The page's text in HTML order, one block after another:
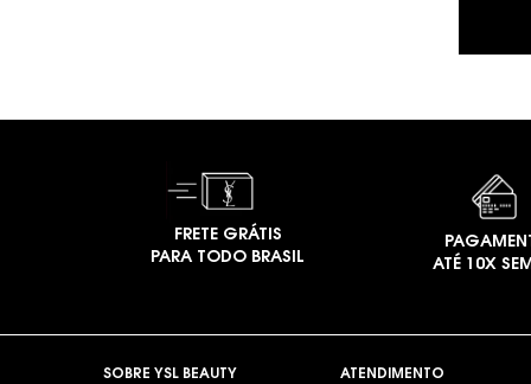
FRETE GRÁTIS
PARA TODO BRASIL
ATÉ 10X
SOBRE YSL BEAUTY
ATENDIMENTO